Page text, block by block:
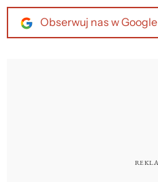
Obserwuj nas w Google